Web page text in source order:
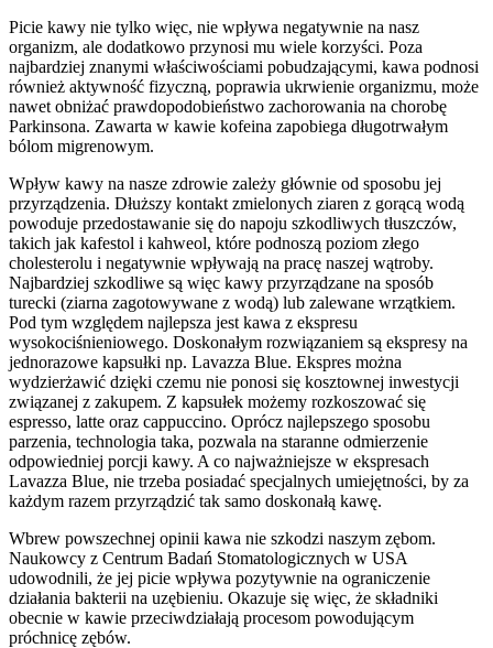
Picie kawy nie tylko więc, nie wpływa negatywnie na nasz
organizm, ale dodatkowo przynosi mu wiele korzyści. Poza
najbardziej znanymi właściwościami pobudzającymi, kawa podnosi
również aktywność fizyczną, poprawia ukrwienie organizmu, może
nawet obniżać prawdopodobieństwo zachorowania na chorobę
Parkinsona. Zawarta w kawie kofeina zapobiega długotrwałym
bólom migrenowym.
Wpływ kawy na nasze zdrowie zależy głównie od sposobu jej
przyrządzenia. Dłuższy kontakt zmielonych ziaren z gorącą wodą
powoduje przedostawanie się do napoju szkodliwych tłuszczów,
takich jak kafestol i kahweol, które podnoszą poziom złego
cholesterolu i negatywnie wpływają na pracę naszej wątroby.
Najbardziej szkodliwe są więc kawy przyrządzane na sposób
turecki (ziarna zagotowywane z wodą) lub zalewane wrzątkiem.
Pod tym względem najlepsza jest kawa z ekspresu
wysokociśnieniowego. Doskonałym rozwiązaniem są ekspresy na
jednorazowe kapsułki np. Lavazza Blue. Ekspres można
wydzierżawić dzięki czemu nie ponosi się kosztownej inwestycji
związanej z zakupem. Z kapsułek możemy rozkoszować się
espresso, latte oraz cappuccino. Oprócz najlepszego sposobu
parzenia, technologia taka, pozwala na staranne odmierzenie
odpowiedniej porcji kawy. A co najważniejsze w ekspresach
Lavazza Blue, nie trzeba posiadać specjalnych umiejętności, by za
każdym razem przyrządzić tak samo doskonałą kawę.
Wbrew powszechnej opinii kawa nie szkodzi naszym zębom.
Naukowcy z Centrum Badań Stomatologicznych w USA
udowodnili, że jej picie wpływa pozytywnie na ograniczenie
działania bakterii na uzębieniu. Okazuje się więc, że składniki
obecnie w kawie przeciwdziałają procesom powodującym
próchnicę zębów.